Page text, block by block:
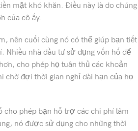
mặt khó khăn. Điều này là do chúng
của cô ấy.
nên cuối cùng nó có thể giúp bạn tiết
Nhiều nhà đầu tư sử dụng vốn hố để
cho phép họ tuân thủ các khoản
chờ đợi thời gian nghỉ dài hạn của họ
cho phép bạn hỗ trợ các chi phí lâm
nó được sử dụng cho những thời